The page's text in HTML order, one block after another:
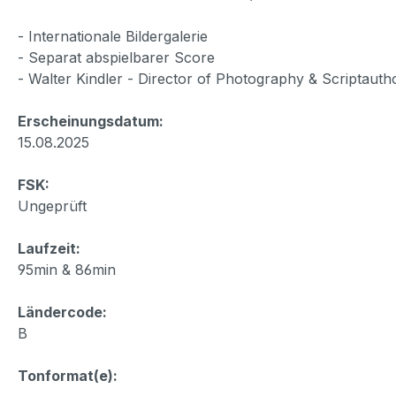
- Internationale Bildergalerie
- Separat abspielbarer Score
- Walter Kindler - Director of Photography &
Erscheinungsdatum:
15.08.2025
FSK:
Ungeprüft
Laufzeit:
95min & 86min
Ländercode:
B
Tonformat(e):